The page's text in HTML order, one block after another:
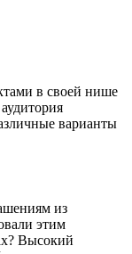
в своей нише
варианты
из
этим
Высокий